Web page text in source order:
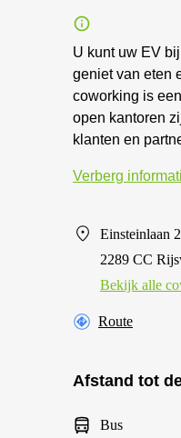
U kunt uw EV
geniet van eten
coworking is
open kantoren
klanten en
Verberg
Einsteinlaan
2289 CC
Bekijk alle
Route
Afstand tot
Bus